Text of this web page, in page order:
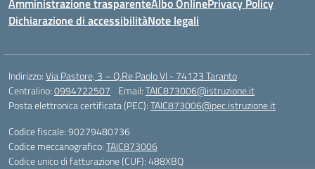
Amministrazione trasparenteAlbo OnlinePrivacy Policy
Dichiarazione di accessibilitàNote legali
Indirizzo:Via Pastore, 3 – Q.Re Paolo VI - 74123 Taranto
Centralino:0994722507 Email:TAIC873006@istruzione.it
Posta elettronica certificata (PEC):TAIC873006@pec.istruzione.it
Codice fiscale: 90279480736
Codice meccanografico:TAIC873006
Codice unico di fatturazione (CUF): 488XBQ